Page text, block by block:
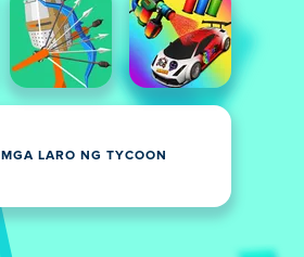
MGA LARO NG TYCOON